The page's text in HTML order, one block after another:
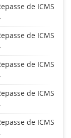
de ICMS
de ICMS
de ICMS
de ICMS
de ICMS